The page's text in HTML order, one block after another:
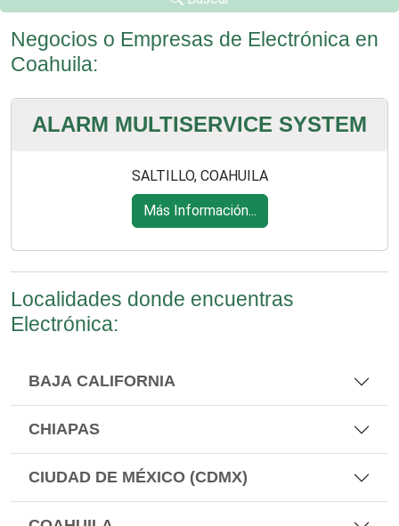
Negocios o Empresas de Electrónica en
Coahuila:
ALARM MULTISERVICE SYSTEM
SALTILLO, COAHUILA
Más Información...
Localidades donde encuentras
Electrónica:
BAJA CALIFORNIA
CHIAPAS
CIUDAD DE MÉXICO (CDMX)